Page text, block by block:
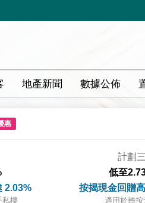
地產新聞 數據公佈
惠
2.03%
私樓
計劃三
低至
按揭現金回贈
適用於轉按